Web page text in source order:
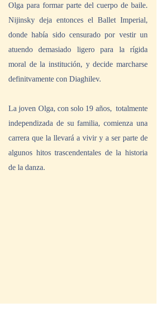
Olga para formar parte del cuerpo de baile.
Nijinsky deja entonces el Ballet Imperial,
donde había sido censurado por vestir un
atuendo demasiado ligero para la rígida
moral de la institución, y decide marcharse
definitvamente con Diaghilev.
La joven Olga, con solo 19 años,  totalmente
independizada de su familia, comienza una
carrera que la llevará a vivir y a ser parte de
algunos hitos trascendentales de la historia
de la danza.